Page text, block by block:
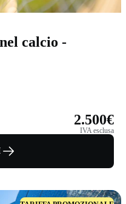
calcio -
2.500€
IVA esclusa